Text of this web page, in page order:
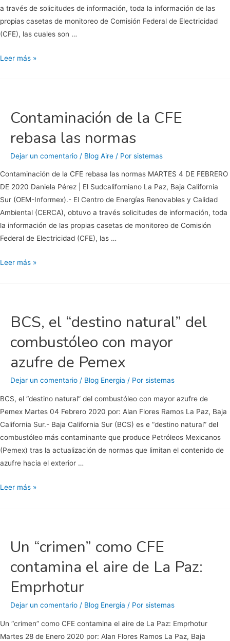
a
causa
de
termoeléctrica
a través de solicitudes de información, toda la información de las
propias casetas de monitoreo de Comisión Federal de Electricidad
(CFE), las cuales son …
CFE
Leer más »
Contaminación de la CFE
rebasa las normas
Dejar un comentario / Blog Aire / Por sistemas
Contaminación de la CFE rebasa las normas MARTES 4 DE FEBRERO
DE 2020 Daniela Pérez | El Sudcaliforniano La Paz, Baja California
Sur (OEM-Informex).- El Centro de Energías Renovables y Calidad
Ambiental (CERCA), obtuvo a través solicitudes de información, toda
la información de las propias casetas de monitoreo de Comisión
Federal de Electricidad (CFE), las …
Contaminación
normas
Leer más »
BCS, el “destino natural” del
combustóleo con mayor
azufre de Pemex
Dejar un comentario / Blog Energia / Por sistemas
BCS, el “destino natural” del combustóleo con mayor azufre de
Pemex Martes 04 Febrero 2020 por: Alan Flores Ramos La Paz, Baja
California Sur.- Baja California Sur (BCS) es e “destino natural” del
combustóleo más contaminante que produce Petróleos Mexicanos
(Pemex) tras la actualización de normas que limitan el contenido de
azufre hacia el exterior …
BCS,
combustóleo
con
azufre
Leer más »
Un “crimen” como CFE
contamina el aire de La Paz:
Emprhotur
Dejar un comentario / Blog Energia / Por sistemas
Un “crimen” como CFE contamina el aire de La Paz: Emprhotur
Martes 28 de Enero 2020 por: Alan Flores Ramos La Paz, Baja